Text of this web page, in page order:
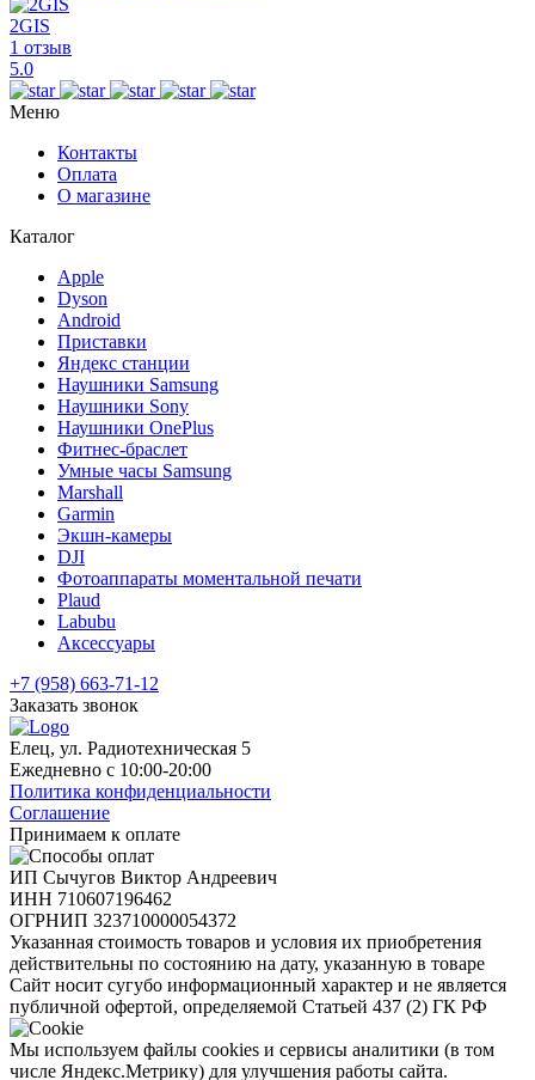
2GIS
1 отзыв
5.0
Меню
Контакты
Оплата
О магазине
Каталог
Apple
Dyson
Android
Приставки
Яндекс станции
Наушники Samsung
Наушники Sony
Наушники OnePlus
Фитнес-браслет
Умные часы Samsung
Marshall
Garmin
Экшн-камеры
DJI
Фотоаппараты моментальной печати
Plaud
Labubu
Аксессуары
+7 (958) 663-71-12
Заказать звонок
Елец, ул. Радиотехническая 5
Ежедневно с 10:00-20:00
Политика конфиденциальности
Соглашение
Принимаем к оплате
ИП Сычугов Виктор Андреевич
ИНН 710607196462
ОГРНИП 323710000054372
Указанная стоимость товаров и условия их приобретения
действительны по состоянию на дату, указанную в товаре
Сайт носит сугубо информационный характер и не является
публичной офертой, определяемой Статьей 437 (2) ГК РФ
Мы используем файлы cookies и сервисы аналитики (в том
числе Яндекс.Метрику) для улучшения работы сайта.